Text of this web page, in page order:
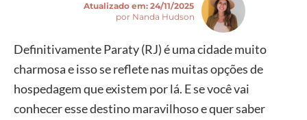
Atualizado em: 24/11/2025
por Nanda Hudson
Definitivamente Paraty (RJ) é uma cidade muito
charmosa e isso se reflete nas muitas opções de
hospedagem que existem por lá. E se você vai
conhecer esse destino maravilhoso e quer saber